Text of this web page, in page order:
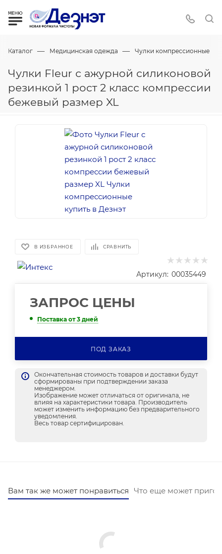
Каталог — Медицинская одежда — Чулки компрессионные
Чулки Fleur с ажурной силиконовой
резинкой 1 рост 2 класс компрессии
бежевый размер XL
В ИЗБРАННОЕ СРАВНИТЬ
Артикул: 00035449
ЗАПРОС ЦЕНЫ
Поставка от 3 дней
ПОД ЗАКАЗ
Окончательная стоимость товаров и доставки будут
сформированы при подтверждении заказа
менеджером.
Изображение может отличаться от оригинала, не
влияя на характеристики товара. Производитель
может изменить информацию без предварительного
уведомления.
Весь товар сертифицирован.
Вам так же может понравиться Что еще может